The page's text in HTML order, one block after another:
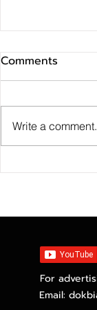
มีบ้านได้ในงบ
ดอกเบี้ย 0%
งานมหกรรม
EXPO 2026
Comments
Write a
For
Email: